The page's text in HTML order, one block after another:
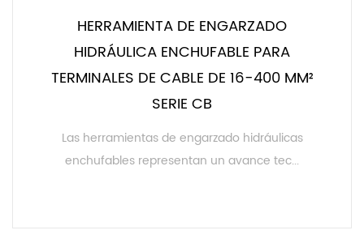
HERRAMIENTA DE ENGARZADO
HIDRÁULICA ENCHUFABLE PARA
TERMINALES DE CABLE DE 16-400 MM²
SERIE CB
Las herramientas de engarzado hidráulicas
enchufables representan un avance tec...